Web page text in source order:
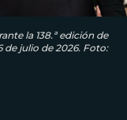
la 138.ª edición de
de julio de 2026. Foto: